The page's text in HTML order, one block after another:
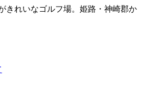
きれいなゴルフ場。姫路・神崎郡か